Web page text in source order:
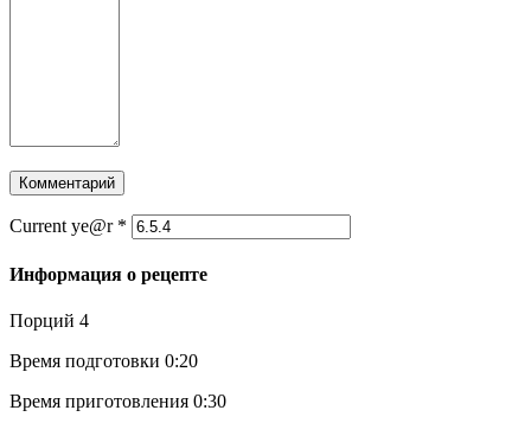
Current ye@r *
Информация о рецепте
Порций 4
Время подготовки 0:20
Время приготовления 0:30